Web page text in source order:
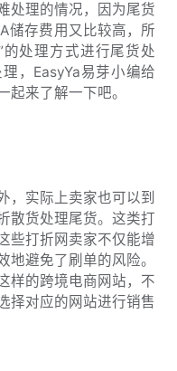
处理的情况，因为尾货
储存费用又比较高，所
处理方式进行尾货处
，EasyYa易芽小编给
起来了解一下吧。
，实际上卖家也可以到
散货处理尾货。这类打
些打折网卖家不仅能增
避免了刷单的风险。
样的跨境电商网站，不
择对应的网站进行销售